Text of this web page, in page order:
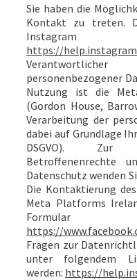
Sie haben die
Kontakt zu treten.
https://
personenbezogener
Nutzung ist die
(Gordon House,
Verarbeitung der
dabei auf Grundlage
DSGVO). Zur
Betroffenenrechte
Datenschutz wenden
Die Kontaktierung
Meta Platforms
https://
Fragen zur
unter folgendem
werden: https://